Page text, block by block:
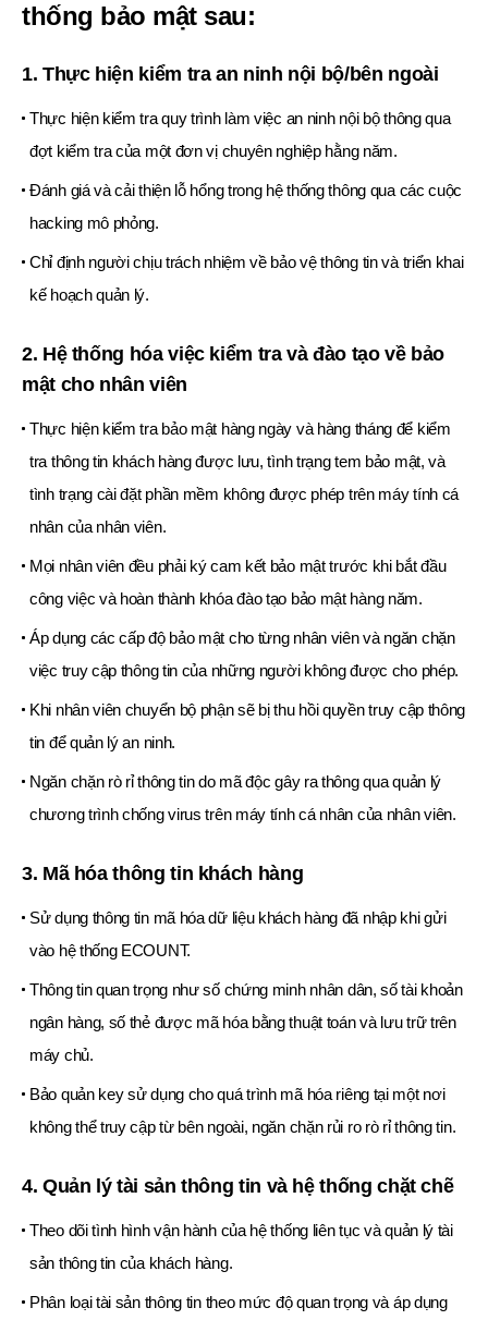
thống bảo mật sau:
1. Thực hiện kiểm tra an ninh nội bộ/bên ngoài
Thực hiện kiểm tra quy trình làm việc an ninh nội bộ thông qua
đợt kiểm tra của một đơn vị chuyên nghiệp hằng năm.
Đánh giá và cải thiện lỗ hổng trong hệ thống thông qua các cuộc
hacking mô phỏng.
Chỉ định người chịu trách nhiệm về bảo vệ thông tin và triển khai
kế hoạch quản lý.
2. Hệ thống hóa việc kiểm tra và đào tạo về bảo
mật cho nhân viên
Thực hiện kiểm tra bảo mật hàng ngày và hàng tháng để kiểm
tra thông tin khách hàng được lưu, tình trạng tem bảo mật, và
tình trạng cài đặt phần mềm không được phép trên máy tính cá
nhân của nhân viên.
Mọi nhân viên đều phải ký cam kết bảo mật trước khi bắt đầu
công việc và hoàn thành khóa đào tạo bảo mật hàng năm.
Áp dụng các cấp độ bảo mật cho từng nhân viên và ngăn chặn
việc truy cập thông tin của những người không được cho phép.
Khi nhân viên chuyển bộ phận sẽ bị thu hồi quyền truy cập thông
tin để quản lý an ninh.
Ngăn chặn rò rỉ thông tin do mã độc gây ra thông qua quản lý
chương trình chống virus trên máy tính cá nhân của nhân viên.
3. Mã hóa thông tin khách hàng
Sử dụng thông tin mã hóa dữ liệu khách hàng đã nhập khi gửi
vào hệ thống ECOUNT.
Thông tin quan trọng như số chứng minh nhân dân, số tài khoản
ngân hàng, số thẻ được mã hóa bằng thuật toán và lưu trữ trên
máy chủ.
Bảo quản key sử dụng cho quá trình mã hóa riêng tại một nơi
không thể truy cập từ bên ngoài, ngăn chặn rủi ro rò rỉ thông tin.
4. Quản lý tài sản thông tin và hệ thống chặt chẽ
Theo dõi tình hình vận hành của hệ thống liên tục và quản lý tài
sản thông tin của khách hàng.
Phân loại tài sản thông tin theo mức độ quan trọng và áp dụng